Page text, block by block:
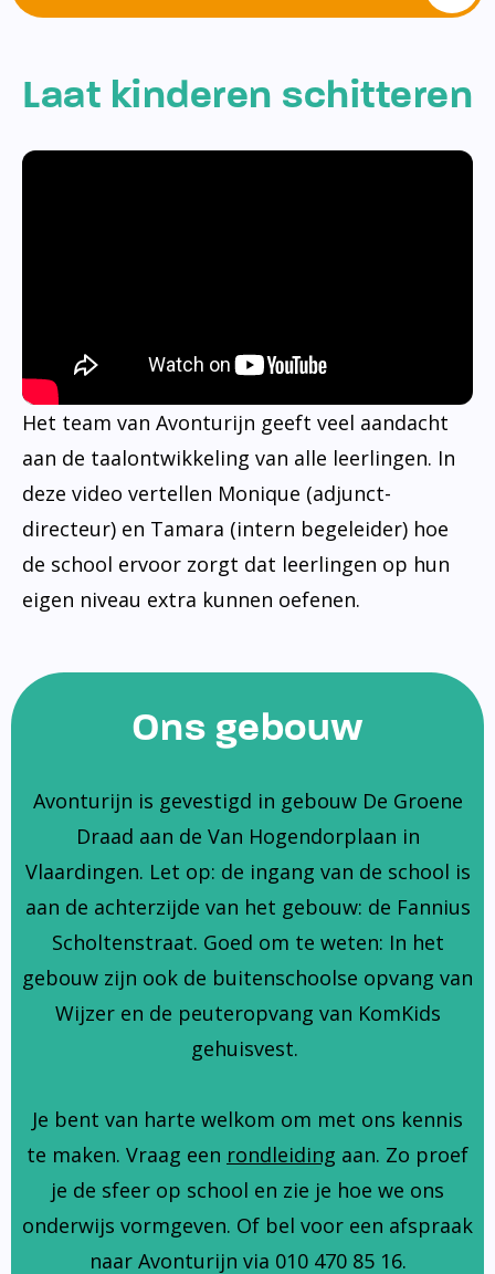
Laat kinderen schitteren
Het team van Avonturijn geeft veel aandacht
aan de taalontwikkeling van alle leerlingen. In
deze video vertellen Monique (adjunct-
directeur) en Tamara (intern begeleider) hoe
de school ervoor zorgt dat leerlingen op hun
eigen niveau extra kunnen oefenen.
Ons gebouw
Avonturijn is gevestigd in gebouw De Groene
Draad aan de Van Hogendorplaan in
Vlaardingen. Let op: de ingang van de school is
aan de achterzijde van het gebouw: de Fannius
Scholtenstraat. Goed om te weten: In het
gebouw zijn ook de buitenschoolse opvang van
Wijzer en de peuteropvang van KomKids
gehuisvest.
Je bent van harte welkom om met ons kennis
te maken. Vraag een rondleiding aan. Zo proef
je de sfeer op school en zie je hoe we ons
onderwijs vormgeven. Of bel voor een afspraak
naar Avonturijn via 010 470 85 16.